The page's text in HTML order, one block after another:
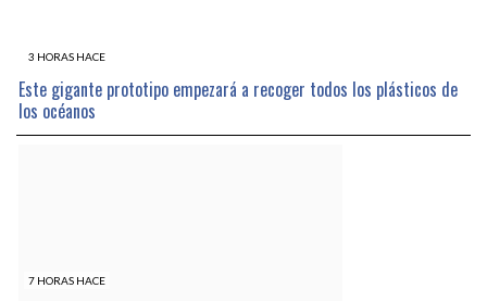
3 HORAS HACE
Este gigante prototipo empezará a recoger todos los plásticos de
los océanos
7 HORAS HACE